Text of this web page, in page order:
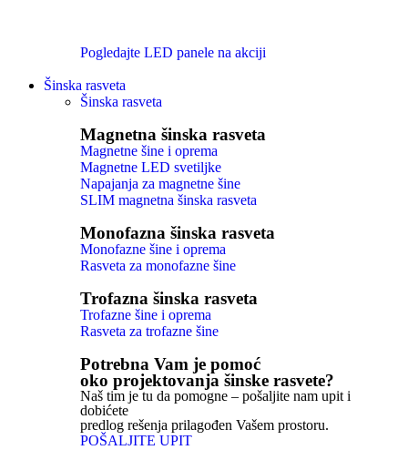
Pogledajte LED panele na akciji
Šinska rasveta
Šinska rasveta
Magnetna šinska rasveta
Magnetne šine i oprema
Magnetne LED svetiljke
Napajanja za magnetne šine
SLIM magnetna šinska rasveta
Monofazna šinska rasveta
Monofazne šine i oprema
Rasveta za monofazne šine
Trofazna šinska rasveta
Trofazne šine i oprema
Rasveta za trofazne šine
Potrebna Vam je pomoć
oko projektovanja šinske rasvete?
Naš tim je tu da pomogne – pošaljite nam upit i
dobićete
predlog rešenja prilagođen Vašem prostoru.
POŠALJITE UPIT